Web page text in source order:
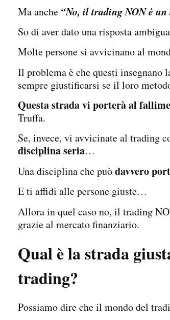
Ma anche “No, il trading NON è
So di aver dato una risposta
Molte persone si avvicinano al
Il problema è che questi insegnano
sempre giustificarsi se il loro
Questa strada vi porterà al
Truffa.
Se, invece, vi avvicinate al trading
disciplina seria…
Una disciplina che puòdavvero
E ti affidi alle persone giuste…
Allora in quel caso no, il trading
grazie al mercato finanziario.
Qual è la strada
trading?
Possiamo dire che il mondo del